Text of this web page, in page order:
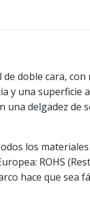
doble cara,
y una superficie
delgadez de
los
ROHS
hace que sea